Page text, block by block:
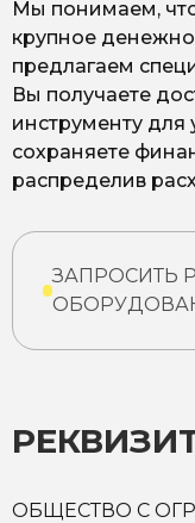
Мы понимаем,
крупное
предлагаем
Вы получаете
инструменту для
сохраняете
распределив
ЗАПРОСИТЬ
ОБЩЕСТВО С